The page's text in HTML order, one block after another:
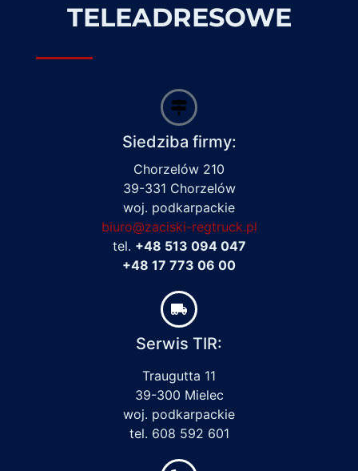
TELEADRESOWE
Siedziba firmy:
Chorzelów 210
39-331 Chorzelów
woj. podkarpackie
biuro@zaciski-regtruck.pl
tel. +48 513 094 047
+48 17 773 06 00
Serwis TIR:
Traugutta 11
39-300 Mielec
woj. podkarpackie
tel. 608 592 601